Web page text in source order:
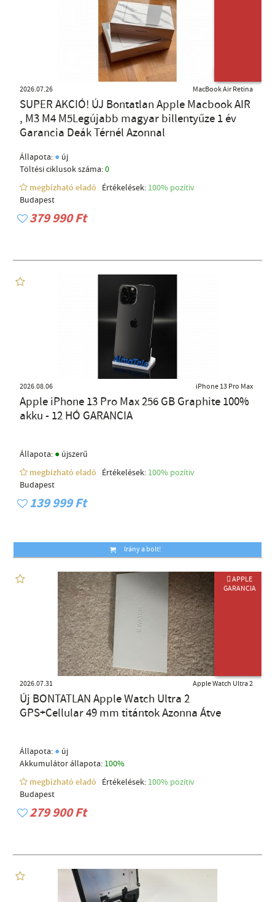
2026.07.26 MacBook Air Retina
SUPER AKCIÓ! ÚJ Bontatlan Apple Macbook AIR
, M3 M4 M5Legújabb magyar billentyűze 1 év
Garancia Deák Térnél Azonnal
Állapota: ● új
Töltési ciklusok száma:0
megbízható eladó
Értékelések: 100% pozítiv
Budapest
379 990 Ft
2026.08.06 iPhone 13 Pro Max
Apple iPhone 13 Pro Max 256 GB Graphite 100%
akku - 12 HÓ GARANCIA
Állapota: ● újszerű
megbízható eladó
Értékelések: 100% pozítiv
Budapest
139 999 Ft
Irány a bolt!
 APPLE
GARANCIA
2026.07.31 Apple Watch Ultra 2
Új BONTATLAN Apple Watch Ultra 2
GPS+Cellular 49 mm titántok Azonna Átve
Állapota: ● új
Akkumulátor állapota: 100%
megbízható eladó
Értékelések: 100% pozítiv
Budapest
279 900 Ft